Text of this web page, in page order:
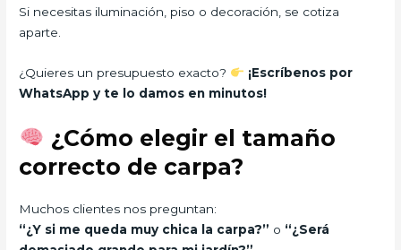
Si necesitas iluminación, piso o decoración, se cotiza
aparte.
¿Quieres un presupuesto exacto?
¡Escríbenos por
WhatsApp y te lo damos en minutos!
¿Cómo elegir el tamaño
correcto de carpa?
Muchos clientes nos preguntan:
“¿Y si me queda muy chica la carpa?” o “¿Será